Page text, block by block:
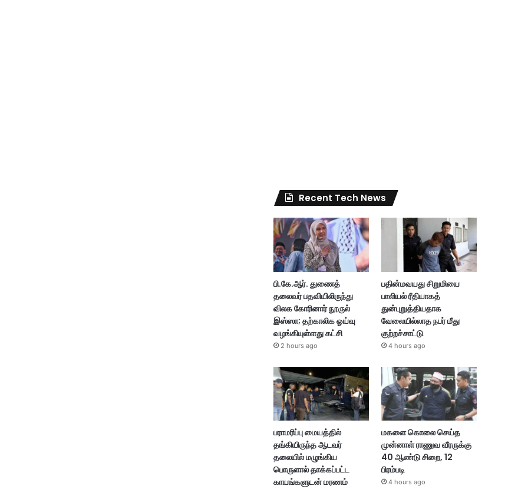
Recent Tech News
பி.கே.ஆர். துணைத்
தலைவர் பதவியிலிருந்து
விலக கோரினார் நூருல்
இஸ்ஸா; தற்காலிக ஓய்வு
வழங்கியுள்ளது கட்சி
2 hours ago
பதின்மவயது சிறுமியை
பாலியல் ரீதியாகத்
துன்புறுத்தியதாக
வேலையில்லாத நபர் மீது
குற்றச்சாட்டு
4 hours ago
பராமரிப்பு மையத்தில்
தங்கியிருந்த ஆடவர்
தலையில் மழுங்கிய
பொருளால் தாக்கப்பட்ட
காயங்களுடன் மரணம்
மகளை கொலை செய்த
முன்னாள் ராணுவ வீரருக்கு
40 ஆண்டு சிறை, 12
பிரம்படி
4 hours ago